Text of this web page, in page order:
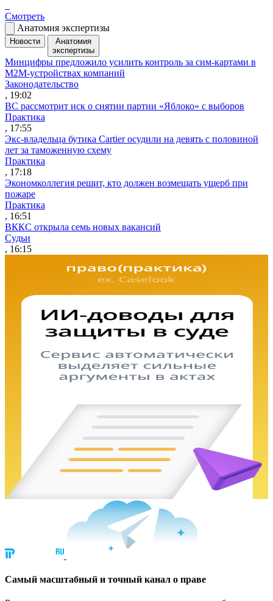
Смотреть
Анатомия экспертизы
Новости
Анатомия
экспертизы
Минцифры предложило усилить контроль за сим-картами в
M2M-устройствах компаний
Законодательство
, 19:02
ВС рассмотрит иск о снятии партии «Яблоко» с выборов
Практика
, 17:55
Экс-владельца бутика Cartier осудили на девять с половиной
лет за таможенную схему
Практика
, 17:18
Экономколлегия решит, кто должен возмещать ущерб при
пожаре
Практика
, 16:51
ВККС открыла семь новых вакансий
Судьи
, 16:15
Cамый масштабный и точный канал о праве